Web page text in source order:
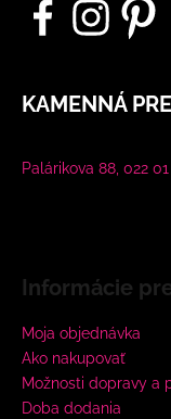
KAMENNÁ
Palárikova 88, 022
Informácie
Moja objednávka
Ako nakupovať
Možnosti dopravy a
Doba dodania